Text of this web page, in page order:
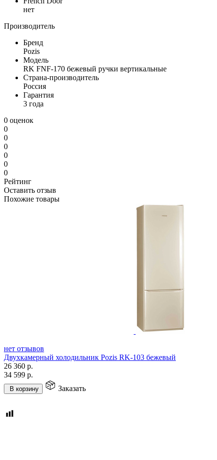
нет
Производитель
Бренд
Pozis
Модель
RK FNF-170 бежевый ручки вертикальные
Страна-производитель
Россия
Гарантия
3 года
0 оценок
0
0
0
0
0
0
Рейтинг
Оставить отзыв
Похожие товары
нет отзывов
Двухкамерный холодильник Pozis RK-103 бежевый
26 360 р.
34 599 р.
В корзину Заказать